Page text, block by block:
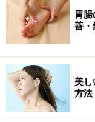
こんなプチ鬱状
いましょう。
優しく心を温め
なります。
胃
善・
美し
方法